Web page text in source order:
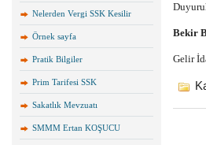
Nelerden Vergi SSK Kesilir
Örnek sayfa
Pratik Bilgiler
Prim Tarifesi SSK
Sakatlık Mevzuatı
SMMM Ertan KOŞUCU
Bekir
Gelir